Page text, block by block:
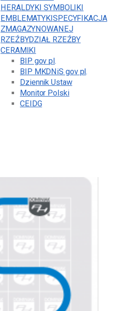
HERALDYKI SYMBOLIKI
EMBLEMATYKISPECYFIKACJA
ZMAGAZYNOWANEJ
RZEŹBYDZIAŁ RZEŹBY
CERAMIKI
BIP gov pl.
BIP MKDNiS gov pl.
Dziennik Ustaw
Monitor Polski
CEIDG